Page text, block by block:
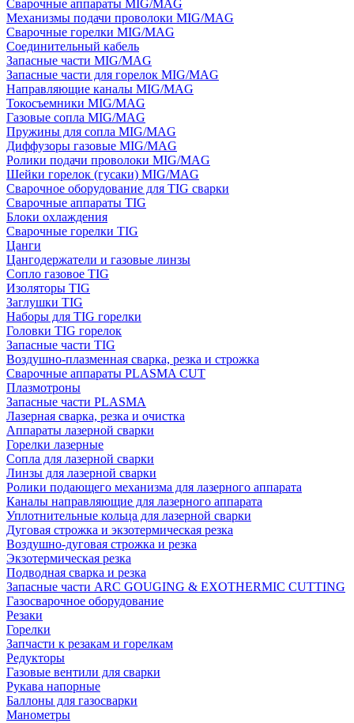
Сварочные аппараты MIG/MAG
Механизмы подачи проволоки MIG/MAG
Сварочные горелки MIG/MAG
Соединительный кабель
Запасные части MIG/MAG
Запасные части для горелок MIG/MAG
Направляющие каналы MIG/MAG
Токосъемники MIG/MAG
Газовые сопла MIG/MAG
Пружины для сопла MIG/MAG
Диффузоры газовые MIG/MAG
Ролики подачи проволоки MIG/MAG
Шейки горелок (гусаки) MIG/MAG
Сварочное оборудование для TIG сварки
Сварочные аппараты TIG
Блоки охлаждения
Сварочные горелки TIG
Цанги
Цангодержатели и газовые линзы
Сопло газовое TIG
Изоляторы TIG
Заглушки TIG
Наборы для TIG горелки
Головки TIG горелок
Запасные части TIG
Воздушно-плазменная сварка, резка и строжка
Сварочные аппараты PLASMA CUT
Плазмотроны
Запасные части PLASMA
Лазерная сварка, резка и очистка
Аппараты лазерной сварки
Горелки лазерные
Сопла для лазерной сварки
Линзы для лазерной сварки
Ролики подающего механизма для лазерного аппарата
Каналы направляющие для лазерного аппарата
Уплотнительные кольца для лазерной сварки
Дуговая строжка и экзотермическая резка
Воздушно-дуговая строжка и резка
Экзотермическая резка
Подводная сварка и резка
Запасные части ARC GOUGING & EXOTHERMIC CUTTING
Газосварочное оборудование
Резаки
Горелки
Запчасти к резакам и горелкам
Редукторы
Газовые вентили для сварки
Рукава напорные
Баллоны для газосварки
Манометры